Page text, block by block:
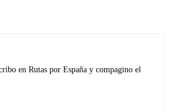
en Rutas por España y compagino el